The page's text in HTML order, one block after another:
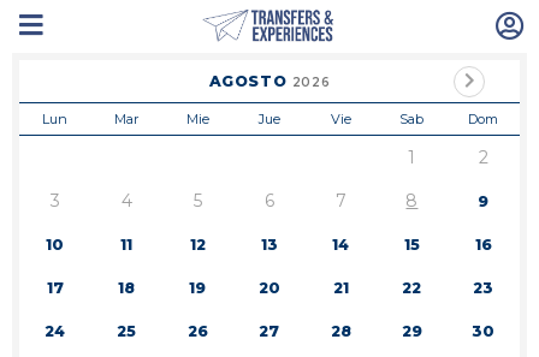
AGOSTO 2026
Lun Mar Mie Jue Vie Sab Dom
1
2
3
4 5 6 7 8 9
10 11 12 13 14 15 16
17 18 19 20 21 22 23
24 25 26 27 28 29 30